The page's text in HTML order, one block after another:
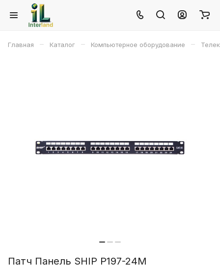
Главная – Каталог – Компьютерное оборудование –
Патч Панель SHIP P197-24M